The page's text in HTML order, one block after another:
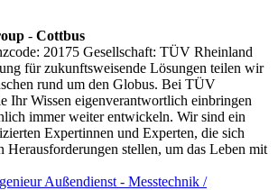
- Cottbus
20175 Gesellschaft: TÜV Rheinland
für zukunftsweisende Lösungen teilen wir
rund um den Globus. Bei TÜV
Ihr Wissen eigenverantwortlich einbringen
immer weiter entwickeln. Wir sind ein
Expertinnen und Experten, die sich
Herausforderungen stellen, um das Leben mit